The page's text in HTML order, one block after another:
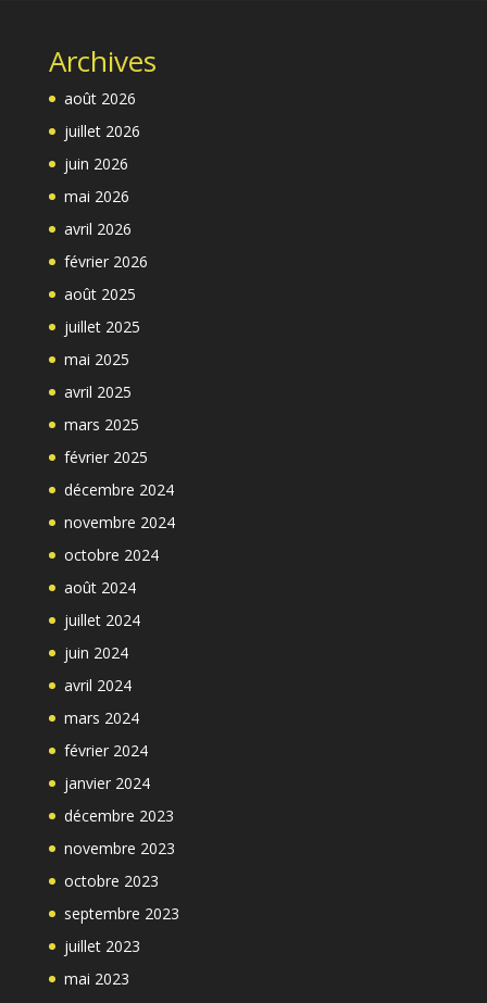
Archives
août 2026
juillet 2026
juin 2026
mai 2026
avril 2026
février 2026
août 2025
juillet 2025
mai 2025
avril 2025
mars 2025
février 2025
décembre 2024
novembre 2024
octobre 2024
août 2024
juillet 2024
juin 2024
avril 2024
mars 2024
février 2024
janvier 2024
décembre 2023
novembre 2023
octobre 2023
septembre 2023
juillet 2023
mai 2023